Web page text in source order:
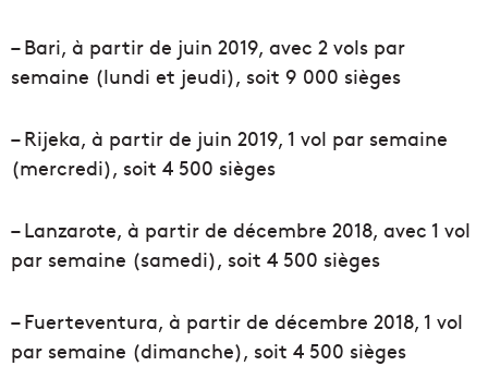
– Bari, à partir de juin 2019, avec 2 vols par
semaine (lundi et jeudi), soit 9 000 sièges
– Rijeka, à partir de juin 2019, 1 vol par semaine
(mercredi), soit 4 500 sièges
– Lanzarote, à partir de décembre 2018, avec 1 vol
par semaine (samedi), soit 4 500 sièges
– Fuerteventura, à partir de décembre 2018, 1 vol
par semaine (dimanche), soit 4 500 sièges